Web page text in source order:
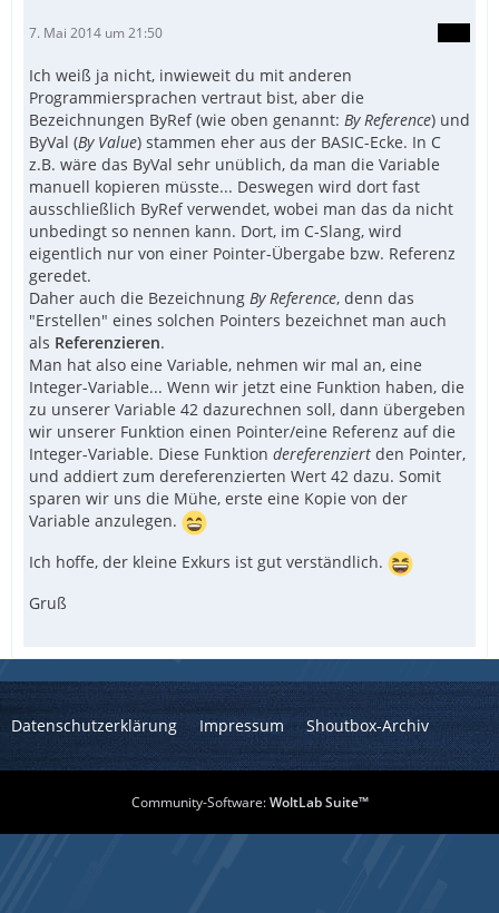
7. Mai 2014 um 21:50
Ich weiß ja nicht, inwieweit du mit anderen
Programmiersprachen vertraut bist, aber die
Bezeichnungen ByRef (wie oben genannt: By Reference) und
ByVal (By Value) stammen eher aus der BASIC-Ecke. In C
z.B. wäre das ByVal sehr unüblich, da man die Variable
manuell kopieren müsste... Deswegen wird dort fast
ausschließlich ByRef verwendet, wobei man das da nicht
unbedingt so nennen kann. Dort, im C-Slang, wird
eigentlich nur von einer Pointer-Übergabe bzw. Referenz
geredet.
Daher auch die Bezeichnung By Reference, denn das
"Erstellen" eines solchen Pointers bezeichnet man auch
als Referenzieren.
Man hat also eine Variable, nehmen wir mal an, eine
Integer-Variable... Wenn wir jetzt eine Funktion haben, die
zu unserer Variable 42 dazurechnen soll, dann übergeben
wir unserer Funktion einen Pointer/eine Referenz auf die
Integer-Variable. Diese Funktion dereferenziert den Pointer,
und addiert zum dereferenzierten Wert 42 dazu. Somit
sparen wir uns die Mühe, erste eine Kopie von der
Variable anzulegen.
Ich hoffe, der kleine Exkurs ist gut verständlich.
Gruß
Datenschutzerklärung Impressum Shoutbox-Archiv
Community-Software:WoltLab Suite™